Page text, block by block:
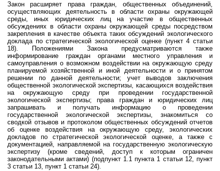
Закон расширяет права граждан, общественных объединений,
осуществляющих деятельность в области охраны окружающей
среды, иных юридических лиц на участие в общественных
обсуждениях в области охраны окружающей среды посредством
закрепления в качестве объекта таких обсуждений экологического
доклада по стратегической экологической оценке (пункт 4 статьи
18). Положениями Закона предусматриваются также
информирование граждан органами местного управления и
самоуправления о возможном воздействии на окружающую среду
планируемой хозяйственной и иной деятельности и о принятом
решении по данной деятельности; учет выводов заключения
общественной экологической экспертизы, касающихся воздействия
на окружающую среду при проведении государственной
экологической экспертизы; права граждан и юридических лиц
запрашивать и получать информацию о проведении
государственной экологической экспертизы, знакомиться со
сводкой отзывов и протоколом общественных обсуждений отчетов
об оценке воздействия на окружающую среду, экологических
докладов по стратегической экологической оценке, а также с
документацией, направляемой на государственную экологическую
экспертизу (кроме сведений, доступ к которым ограничен
законодательными актами) (подпункт 1.1 пункта 1 статьи 12, пункт
3 статьи 13, пункт 1 статьи 24).